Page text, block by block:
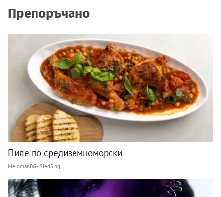
Препоръчано
Пиле по средиземноморски
MelomanBG - Sled5.bg